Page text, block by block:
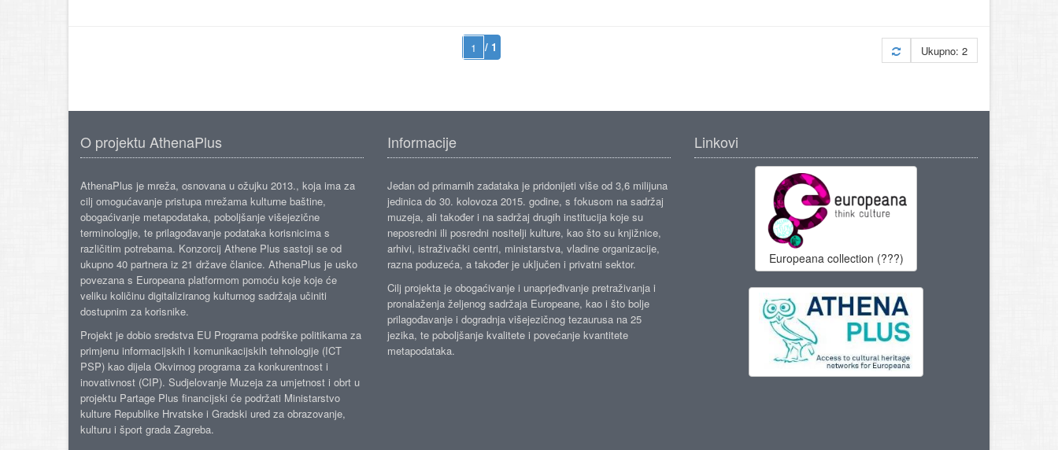
/ 1 Ukupno: 2
O projektu AthenaPlus
AthenaPlus je mreža, osnovana u ožujku 2013., koja ima za
cilj omogućavanje pristupa mrežama kulturne baštine,
obogaćivanje metapodataka, poboljšanje višejezične
terminologije, te prilagođavanje podataka korisnicima s
različitim potrebama. Konzorcij Athene Plus sastoji se od
ukupno 40 partnera iz 21 države članice. AthenaPlus je usko
povezana s Europeana platformom pomoću koje koje će
veliku količinu digitaliziranog kulturnog sadržaja učiniti
dostupnim za korisnike.
Projekt je dobio sredstva EU Programa podrške politikama za
primjenu informacijskih i komunikacijskih tehnologije (ICT
PSP) kao dijela Okvirnog programa za konkurentnost i
inovativnost (CIP). Sudjelovanje Muzeja za umjetnost i obrt u
projektu Partage Plus financijski će podržati Ministarstvo
kulture Republike Hrvatske i Gradski ured za obrazovanje,
kulturu i šport grada Zagreba.
Informacije
Jedan od primarnih zadataka je pridonijeti više od 3,6 milijuna
jedinica do 30. kolovoza 2015. godine, s fokusom na sadržaj
muzeja, ali također i na sadržaj drugih institucija koje su
neposredni ili posredni nositelji kulture, kao što su knjižnice,
arhivi, istraživački centri, ministarstva, vladine organizacije,
razna poduzeća, a također je uključen i privatni sektor.
Cilj projekta je obogaćivanje i unaprjeđivanje pretraživanja i
pronalaženja željenog sadržaja Europeane, kao i što bolje
prilagođavanje i dogradnja višejezičnog tezaurusa na 25
jezika, te poboljšanje kvalitete i povećanje kvantitete
metapodataka.
Linkovi
Europeana collection (???)